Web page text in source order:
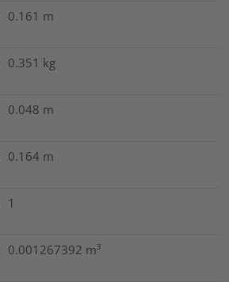
0.161 m
0.351 kg
0.048 m
0.164 m
1
0.001267392 m³